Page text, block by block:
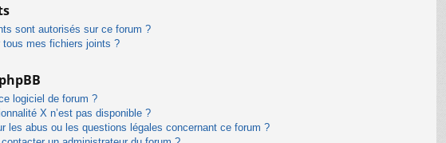
sont autorisés sur ce forum ?
tous mes fichiers joints ?
logiciel de forum ?
X n’est pas disponible ?
les abus ou les questions légales concernant ce forum ?